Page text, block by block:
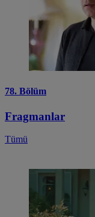
78. Bölüm
Fragmanlar
Tümü